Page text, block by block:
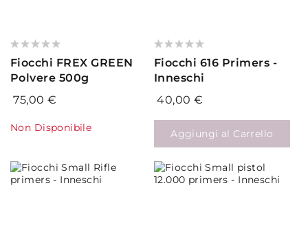
Valutazione:
Fiocchi FREX GREEN
Polvere 500g
75,00 €
Non Disponibile
Valutazione:
Fiocchi 616 Primers -
Inneschi
40,00 €
Aggiungi al Carrello